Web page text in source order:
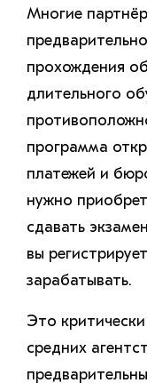
Многие
прохождения
длительного
программа
платежей и
нужно
сдавать
вы
зарабатывать.
Это
средних